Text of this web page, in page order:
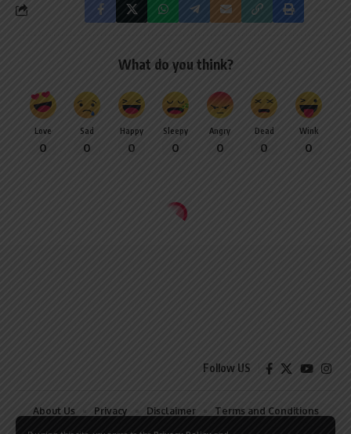
What do you think?
Love
0
Sad
0
Happy
0
Sleepy
0
Angry
0
Dead
0
Wink
0
Follow US
About Us Privacy Disclaimer
Terms and Conditions